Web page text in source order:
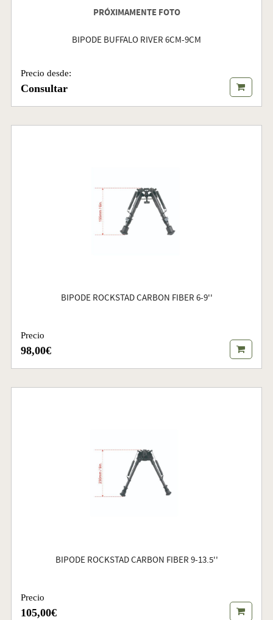
PRÓXIMAMENTE FOTO
BIPODE BUFFALO RIVER 6CM-9CM
Precio desde:
Consultar
BIPODE ROCKSTAD CARBON FIBER 6-9''
Precio
98,00€
BIPODE ROCKSTAD CARBON FIBER 9-13.5''
Precio
105,00€